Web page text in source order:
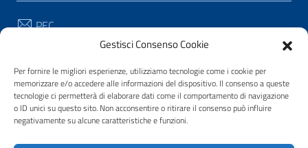
Gestisci Consenso Cookie
Per fornire le migliori esperienze, utilizziamo tecnologie come i cookie per
memorizzare e/o accedere alle informazioni del dispositivo. Il consenso a queste
tecnologie ci permetterà di elaborare dati come il comportamento di navigazione
o ID unici su questo sito. Non acconsentire o ritirare il consenso può influire
negativamente su alcune caratteristiche e funzioni.
PEC
protocollo@pec.comune.pianacrixia.sv.it
Email
protocollo@comune.pianacrixia.sv.it